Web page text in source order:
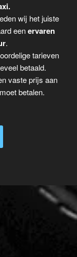
wij het juiste
eenervaren
.
tarieven
betaald.
vaste prijs aan
betalen.